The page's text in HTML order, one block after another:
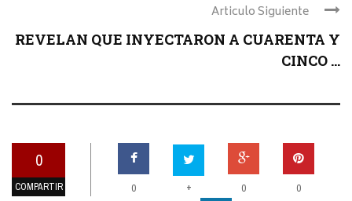
Articulo Siguiente
REVELAN QUE INYECTARON A CUARENTA Y
CINCO ...
0
COMPARTIR 0 + 0 0